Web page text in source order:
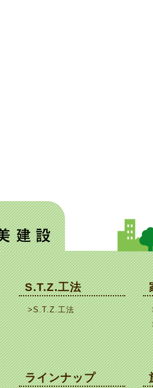
S.T.Z.工法
>S.T.Z.工法
ラインナップ